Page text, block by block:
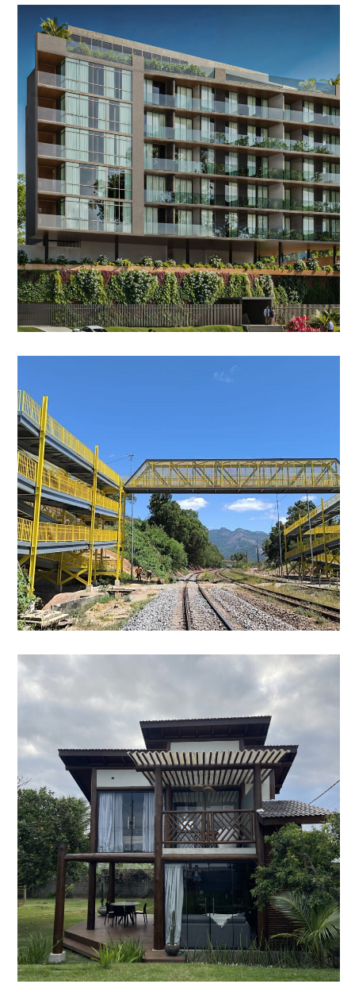
(em parceria com os arquitetos Patrícia Madeira e
Hansley Rampinelli)